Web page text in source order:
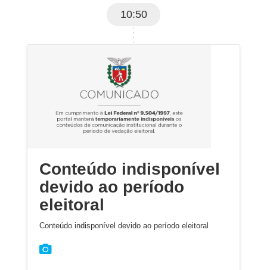
10:50
Conteúdo indisponível
devido ao período
eleitoral
Conteúdo indisponível devido ao período eleitoral